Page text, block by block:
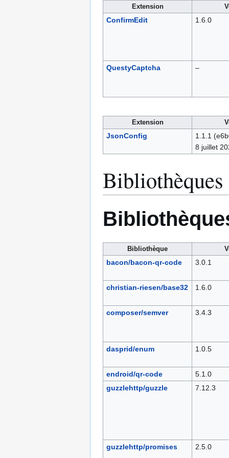
Extension
ConfirmEdit 1.6.0
QuestyCaptcha –
Extension
JsonConfig 1.1.1
8 juillet
Bibliothèque
bacon/bacon-qr-code 3.0.1
christian-riesen/base32 1.6.0
composer/semver 3.4.3
dasprid/enum 1.0.5
endroid/qr-code
5.1.0
guzzlehttp/guzzle
7.12.3
guzzlehttp/promises 2.5.0